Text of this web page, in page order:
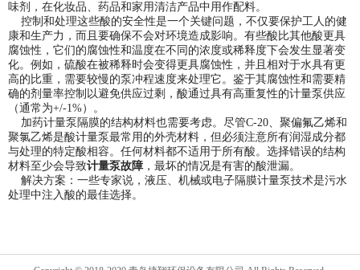
味剂，在化妆品、药品和家用清洁产品中用作配料。
控制和处理这些酸的安全性是一个关键问题，不仅要保护工人的健
康和生产力，而且要确保不会对环境造成影响。有些酸比其他酸更具
腐蚀性，它们的腐蚀性和温度在不同的浓度或稀释度下会发生显著变
化。例如，硫酸在被稀释时会变得更具腐蚀性，并且相对于水具有更
高的比重，需要较慢的泵冲程速度来处理它。鉴于其腐蚀性和需要精
确的剂量率控制以避免供应过剩，酸通过具有高重复性的计量泵供应
（通常为+/-1%）。
加药计量泵隔膜的结构材料也需要考虑。尽管C-20、聚偏氟乙烯和
聚氯乙烯是酸计量泵最常用的外壳材料，但必须注意所有润湿成分都
与处理的特定酸相容。任何材料都不适用于所有酸。选择错误的结构
材料至少会导致计量泵故障 ，最坏的情况是有害的酸泄漏。
解决方案：一些专家说，液压、机械或电子隔膜计量泵技术是污水
处理中注入酸的最佳选择。